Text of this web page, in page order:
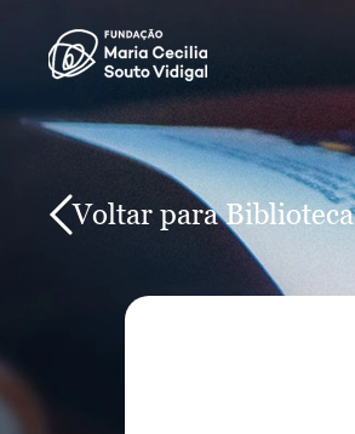
Voltar para Biblioteca